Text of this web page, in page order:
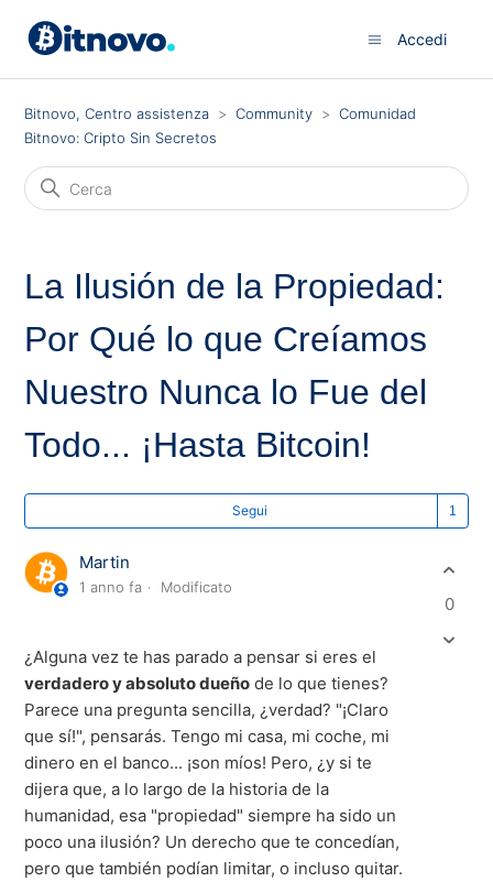
Accedi
Bitnovo, Centro assistenza Community
Comunidad
Bitnovo: Cripto Sin Secretos
La Ilusión de la Propiedad:
Por Qué lo que Creíamos
Nuestro Nunca lo Fue del
Todo... ¡Hasta Bitcoin!
Segui
Martin
1 anno fa Modificato
¿Alguna vez te has parado a pensar si eres el
verdadero y absoluto dueño de lo que tienes?
Parece una pregunta sencilla, ¿verdad? "¡Claro
que sí!", pensarás. Tengo mi casa, mi coche, mi
dinero en el banco... ¡son míos! Pero, ¿y si te
dijera que, a lo largo de la historia de la
humanidad, esa "propiedad" siempre ha sido un
poco una ilusión? Un derecho que te concedían,
pero que también podían limitar, o incluso quitar.
0